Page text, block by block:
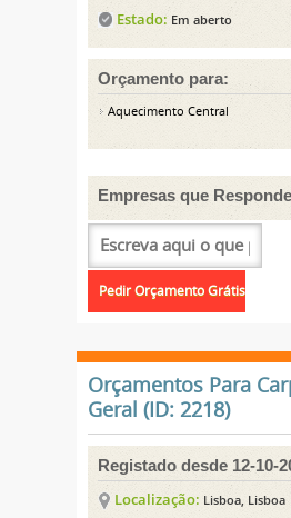
Estado: Em aberto
Orçamento para:
Aquecimento Central
Empresas que
Orçamentos Para
Geral (ID: 2218)
Registado desde 12-10-
Localização: Lisboa, Lisboa